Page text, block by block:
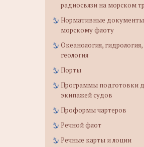
радиосвязи на морском
Нормативные
морскому флоту
Океанология,
геология
Порты
Программы подготовки
экипажей судов
Проформы чартеров
Речной флот
Речные карты и лоции